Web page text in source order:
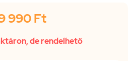
990 Ft
de rendelhető